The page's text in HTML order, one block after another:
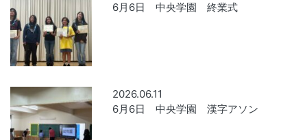
6月6日 中央学園 終業式
2026.06.11
6月6日 中央学園 漢字アソン